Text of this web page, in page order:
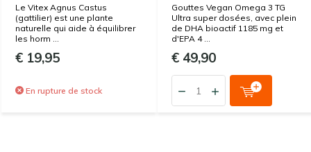
Le Vitex Agnus Castus
(gattilier) est une plante
naturelle qui aide à équilibrer
les horm ...
€ 19,95
En rupture de stock
Gouttes Vegan Omega 3 TG
Ultra super dosées, avec plein
de DHA bioactif 1185 mg et
d'EPA 4 ...
€ 49,90